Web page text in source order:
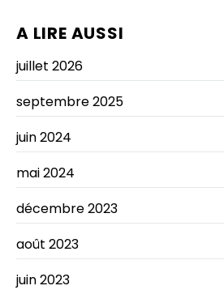
A LIRE AUSSI
juillet 2026
septembre 2025
juin 2024
mai 2024
décembre 2023
août 2023
juin 2023